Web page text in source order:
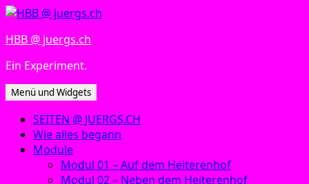
Zum
springen
HBB @ juergs.ch
Ein Experiment.
Menü und Widgets
SEITEN @ JUERGS.CH
Wie alles begann
Module
Modul 01 – Auf dem Heiterenhof
Modul 02 – Neben dem Heiterenhof